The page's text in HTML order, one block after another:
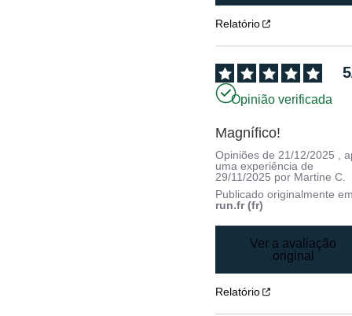
Relatório
5
Opinião verificada
Magnífico!
Opiniões de21/12/2025 ,
uma experiência de
29/11/2025 por Martine C.
Publicado originalmente
run.fr (fr)
Ver a avaliação
original
Relatório